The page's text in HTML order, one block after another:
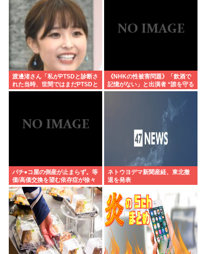
渡邊渚さん「私がPTSDと診断さ
れた当時、世間ではまだPTSDと
いう言葉は浸透されてなかっ
《NHKの性被害問題》「飲酒で
記憶がない」と出演者 “誰を守る
べきなのか”問われる組織の姿勢
パチ●コ屋の倒産が止まらず。等
価/高価交換を望む依存症が徐々
に脱落。低換金率を望む客は戻
らず
ネトウヨデマ新聞産経、東北撤
退を発表